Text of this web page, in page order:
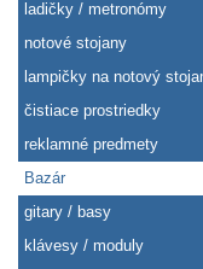
ladičky / metronómy
notové stojany
lampičky na notový
čistiace prostriedky
reklamné predmety
Bazár
gitary / basy
klávesy / moduly